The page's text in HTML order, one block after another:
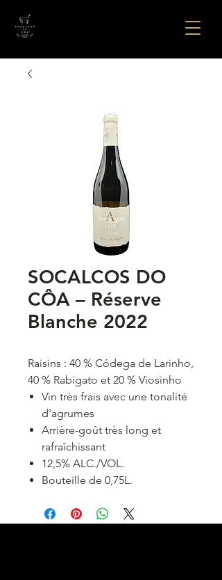
SOCALCOS DO
CÔA – Réserve
Blanche 2022
Raisins : 40 % Códega de Larinho,
40 % Rabigato et 20 % Viosinho
Vin très frais avec une tonalité
d'agrumes
Arrière-goût très long et
rafraîchissant
12,5% ALC./VOL.
Bouteille de 0,75L.